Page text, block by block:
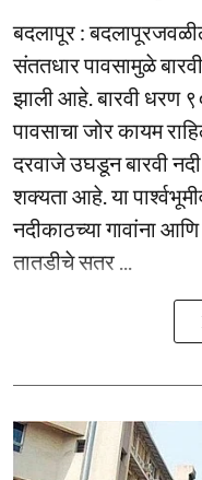
बदलापूर :
संततधार पावसामुळे
झाली आहे. बारवी धरण
पावसाचा जोर कायम
दरवाजे उघडून बारवी नदी
शक्यता आहे. या
नदीकाठच्या गावांना
तातडीचे सतर ...